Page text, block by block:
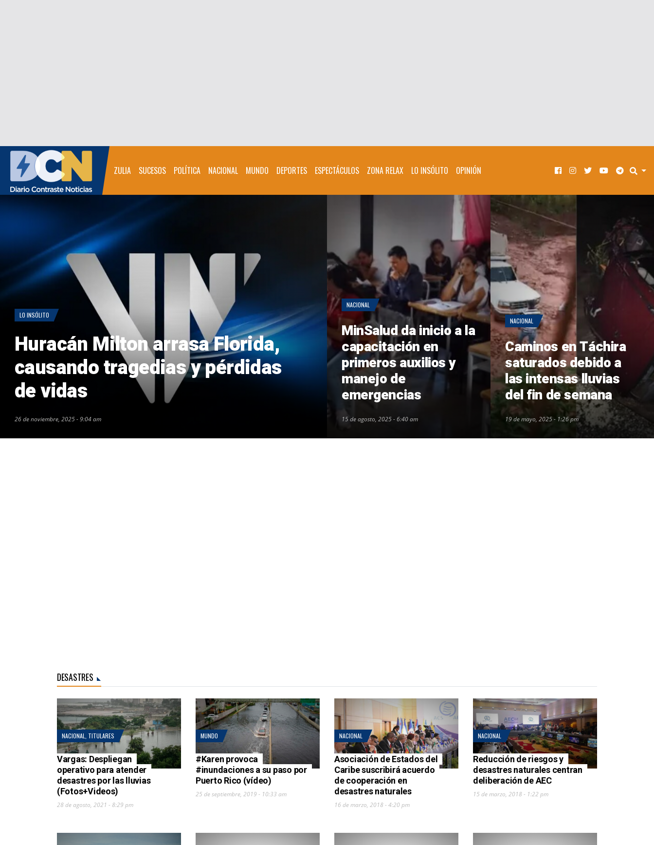
ZULIA SUCESOS POLÍTICA NACIONAL MUNDO DEPORTES ESPECTÁCULOS ZONA RELAX LO INSÓLITO OPINIÓN
LO INSÓLITO
Huracán Milton arrasa Florida,
causando tragedias y pérdidas
de vidas
26 de noviembre, 2025 - 9:04 am
NACIONAL
MinSalud da inicio a la
capacitación en
primeros auxilios y
manejo de
emergencias
15 de agosto, 2025 - 6:40 am
NACIONAL
Caminos en Táchira
saturados debido a
las intensas lluvias
del fin de semana
19 de mayo, 2025 - 1:26 pm
DESASTRES
NACIONAL TITULARES
Vargas: Despliegan
operativo para atender
desastres por las lluvias
(Fotos+Videos)
28 de agosto, 2021 - 8:29 pm
MUNDO
#Karen provoca
#inundaciones a su paso por
Puerto Rico (vídeo)
25 de septiembre, 2019 - 10:33 am
NACIONAL
Asociación de Estados del
Caribe suscribirá acuerdo
de cooperación en
desastres naturales
16 de marzo, 2018 - 4:20 pm
NACIONAL
Reducción de riesgos y
desastres naturales centran
deliberación de AEC
15 de marzo, 2018 - 1:22 pm